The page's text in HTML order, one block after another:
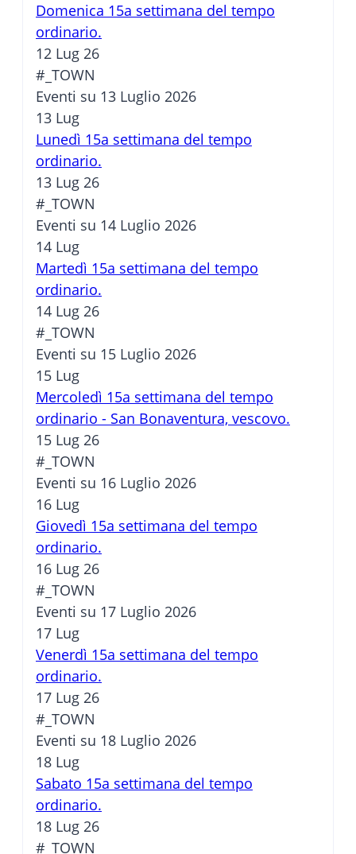
Domenica 15a settimana del tempo
ordinario.
12 Lug 26
#_TOWN
Eventi su 13 Luglio 2026
13 Lug
Lunedì 15a settimana del tempo
ordinario.
13 Lug 26
#_TOWN
Eventi su 14 Luglio 2026
14 Lug
Martedì 15a settimana del tempo
ordinario.
14 Lug 26
#_TOWN
Eventi su 15 Luglio 2026
15 Lug
Mercoledì 15a settimana del tempo
ordinario - San Bonaventura, vescovo.
15 Lug 26
#_TOWN
Eventi su 16 Luglio 2026
16 Lug
Giovedì 15a settimana del tempo
ordinario.
16 Lug 26
#_TOWN
Eventi su 17 Luglio 2026
17 Lug
Venerdì 15a settimana del tempo
ordinario.
17 Lug 26
#_TOWN
Eventi su 18 Luglio 2026
18 Lug
Sabato 15a settimana del tempo
ordinario.
18 Lug 26
#_TOWN